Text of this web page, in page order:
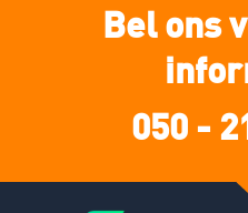
Bel ons
050 -